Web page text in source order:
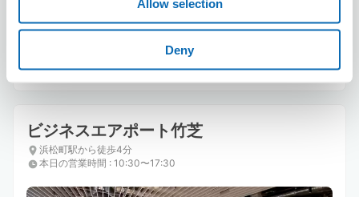
Allow selection
Deny
この店舗を予約する
ビジネスエアポート竹芝
浜松町駅から徒歩4分
本日の営業時間 : 10:30〜17:30